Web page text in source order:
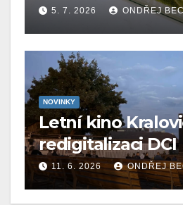
5. 7. 2026 ONDŘEJ
NOVINKY
Letní kino
redigitalizaci DCI
11. 6. 2026 ONDŘEJ